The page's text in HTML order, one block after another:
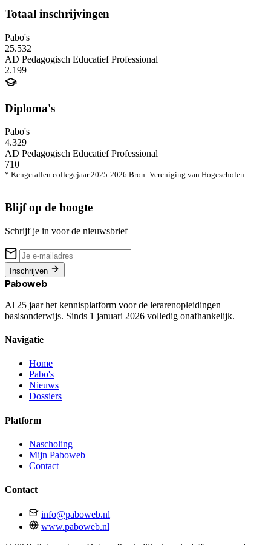
Totaal inschrijvingen
Pabo's
25.532
AD Pedagogisch Educatief Professional
2.199
Diploma's
Pabo's
4.329
AD Pedagogisch Educatief Professional
710
* Kengetallen collegejaar 2025-2026 Bron: Vereniging van Hogescholen
Blijf op de hoogte
Schrijf je in voor de nieuwsbrief
Inschrijven
Paboweb
Al 25 jaar het kennisplatform voor de lerarenopleidingen
basisonderwijs. Sinds 1 januari 2026 volledig onafhankelijk.
Navigatie
Home
Pabo's
Nieuws
Dossiers
Platform
Nascholing
Mijn Paboweb
Contact
Contact
info@paboweb.nl
www.paboweb.nl